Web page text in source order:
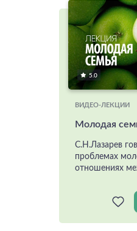
5.0
ВИДЕО-ЛЕКЦИИ
Молодая
С.Н.Лазарев
проблемах
отношениях